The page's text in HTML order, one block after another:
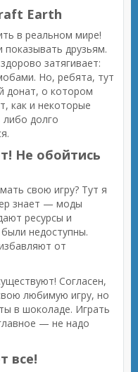
Earth
в реальном мире!
друзьям.
затягивает:
Но, ребята, тут
донат, о котором
как и некоторые
долго
Не обойтись
свою игру? Тут я
знает — моды
ресурсы и
недоступны.
от
Согласен,
любимую игру, но
в шоколаде. Играть
— не надо
все!